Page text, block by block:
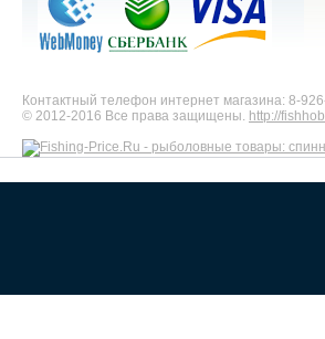
Контактный телефон интернет магазина: 8-
© 2012-2016 Все права защищены. http://